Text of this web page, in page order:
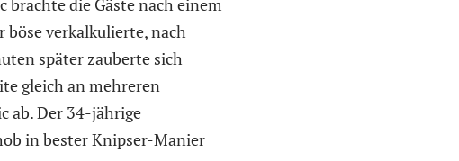
brachte die Gäste nach einem
böse verkalkulierte, nach
später zauberte sich
gleich an mehreren
ab. Der 34-jährige
in bester Knipser-Manier